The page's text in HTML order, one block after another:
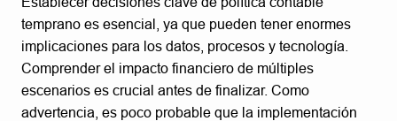
temprano es esencial, ya que pueden tener enormes
implicaciones para los datos, procesos y tecnología.
Comprender el impacto financiero de múltiples
escenarios es crucial antes de finalizar. Como
advertencia, es poco probable que la implementación